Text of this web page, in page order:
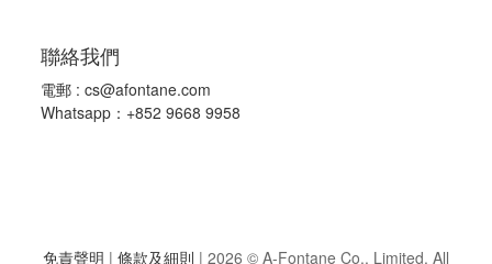
聯絡我們
電郵 : cs@afontane.com
Whatsapp：+852 9668 9958
免責聲明 | 條款及細則 | 2026 © A-Fontane Co., Limited. All